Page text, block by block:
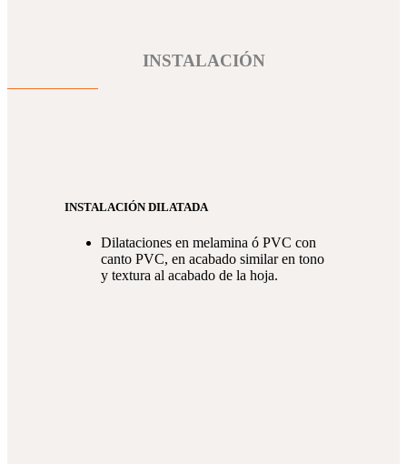
INSTALACIÓN
INSTALACIÓN DILATADA
Dilataciones en melamina ó PVC con
canto PVC, en acabado similar en tono
y textura al acabado de la hoja.